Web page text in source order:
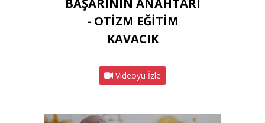
BAŞARININ ANAHTARI
- OTİZM EĞİTİM
KAVACIK
Videoyu İzle